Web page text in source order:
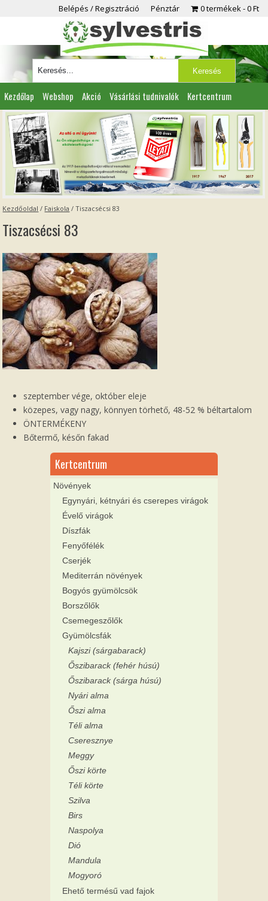
Belépés / Regisztráció Pénztár 0 termékek 0 Ft
Kezdőlap Webshop Akció Vásárlási tudnivalók Kertcentrum
Viszonteladóknak Partnereink Kapcsolat
Kezdőoldal / Faiskola /Tiszacsécsi 83
Tiszacsécsi 83
szeptember vége, október eleje
közepes, vagy nagy, könnyen törhető, 48-52 % béltartalom
ÖNTERMÉKENY
Bőtermő, későn fakad
Kertcentrum
Növények
Egynyári, kétnyári és cserepes virágok
Évelő virágok
Díszfák
Fenyőfélék
Cserjék
Mediterrán növények
Bogyós gyümölcsök
Borszőlők
Csemegeszőlők
Gyümölcsfák
Kajszi (sárgabarack)
Őszibarack (fehér húsú)
Őszibarack (sárga húsú)
Nyári alma
Őszi alma
Téli alma
Cseresznye
Meggy
Őszi körte
Téli körte
Szilva
Birs
Naspolya
Dió
Mandula
Mogyoró
Ehető termésű vad fajok